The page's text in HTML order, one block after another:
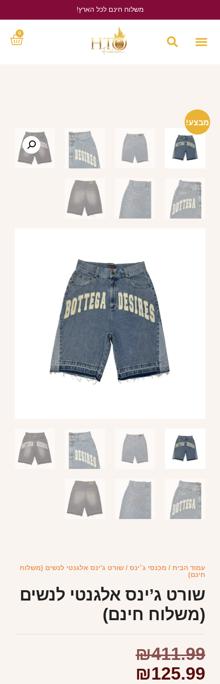
משלוח חינם לכל הארץ!
0
מבצע!
עמוד הבית / מכנסי ג׳ינס / שורט ג’ינס אלגנטי לנשים (משלוח
חינם)
שורט ג’ינס אלגנטי לנשים
(משלוח חינם)
₪411.99
₪125.99